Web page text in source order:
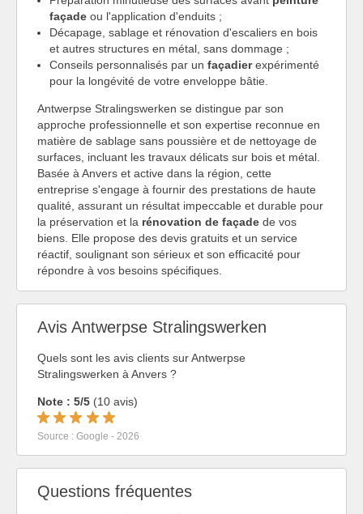
façade ou l'application d'enduits ;
Décapage, sablage et rénovation d'escaliers en bois
et autres structures en métal, sans dommage ;
Conseils personnalisés par un façadierexpérimenté
pour la longévité de votre enveloppe bâtie.
Antwerpse Stralingswerken se distingue par son
approche professionnelle et son expertise reconnue en
matière de sablage sans poussière et de nettoyage de
surfaces, incluant les travaux délicats sur bois et métal.
Basée à Anvers et active dans la région, cette
entreprise s'engage à fournir des prestations de haute
qualité, assurant un résultat impeccable et durable pour
la préservation et la rénovation de façade de vos
biens. Elle propose des devis gratuits et un service
réactif, soulignant son sérieux et son efficacité pour
répondre à vos besoins spécifiques.
Avis Antwerpse Stralingswerken
Quels sont les avis clients sur Antwerpse
Stralingswerken à Anvers ?
Note : 5/5 (10 avis)
Source : Google - 2026
Questions fréquentes